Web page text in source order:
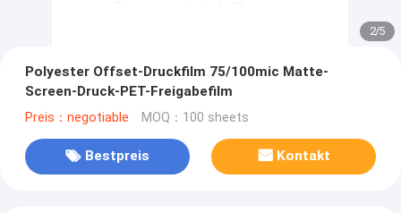
2/5
Polyester Offset-Druckfilm 75/100mic Matte-
Screen-Druck-PET-Freigabefilm
Preis：negotiable MOQ：100 sheets
Bestpreis Kontakt